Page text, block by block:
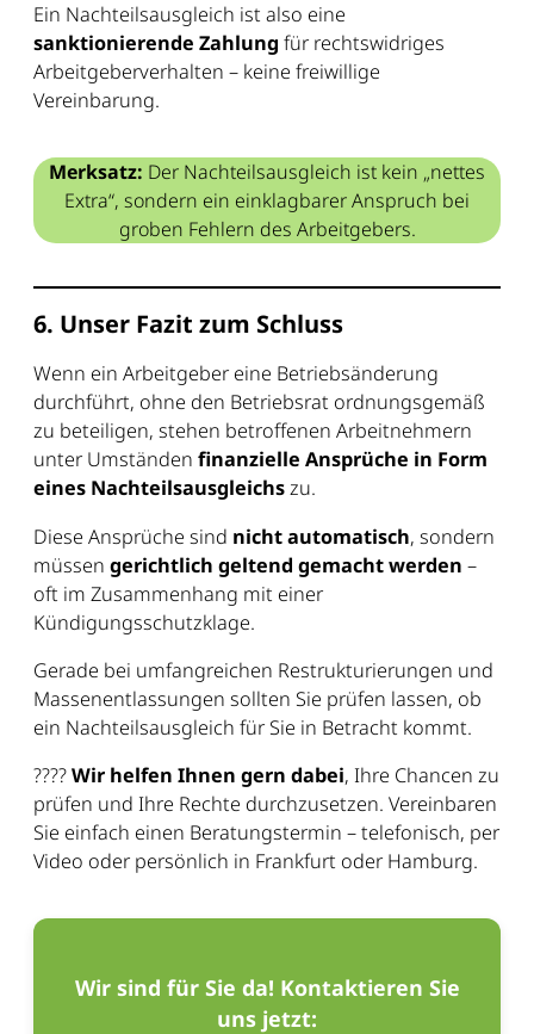
Ein Nachteilsausgleich ist also eine
sanktionierende Zahlung für rechtswidriges
Arbeitgeberverhalten – keine freiwillige
Vereinbarung.
Merksatz: Der Nachteilsausgleich ist kein „nettes
Extra“, sondern ein einklagbarer Anspruch bei
groben Fehlern des Arbeitgebers.
6. Unser Fazit zum Schluss
Wenn ein Arbeitgeber eine Betriebsänderung
durchführt, ohne den Betriebsrat ordnungsgemäß
zu beteiligen, stehen betroffenen Arbeitnehmern
unter Umständen finanzielle Ansprüche in Form
eines Nachteilsausgleichszu.
Diese Ansprüche sind nicht automatisch, sondern
müssen gerichtlich geltend gemacht werden –
oft im Zusammenhang mit einer
Kündigungsschutzklage.
Gerade bei umfangreichen Restrukturierungen und
Massenentlassungen sollten Sie prüfen lassen, ob
ein Nachteilsausgleich für Sie in Betracht kommt.
????Wir helfen Ihnen gern dabei, Ihre Chancen zu
prüfen und Ihre Rechte durchzusetzen. Vereinbaren
Sie einfach einen Beratungstermin – telefonisch, per
Video oder persönlich in Frankfurt oder Hamburg.
Wir sind für Sie da! Kontaktieren Sie
uns jetzt: